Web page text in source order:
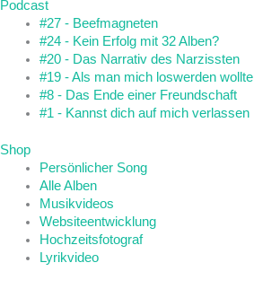
Podcast
#27 - Beefmagneten
#24 - Kein Erfolg mit 32 Alben?
#20 - Das Narrativ des Narzissten
#19 - Als man mich loswerden wollte
#8 - Das Ende einer Freundschaft
#1 - Kannst dich auf mich verlassen
Shop
Persönlicher Song
Alle Alben
Musikvideos
Websiteentwicklung
Hochzeitsfotograf
Lyrikvideo